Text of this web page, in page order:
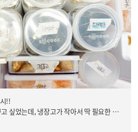
!!
싶었는데, 냉장고가 작아서 딱 필요한 만